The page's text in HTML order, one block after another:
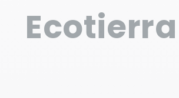
Ecotierra